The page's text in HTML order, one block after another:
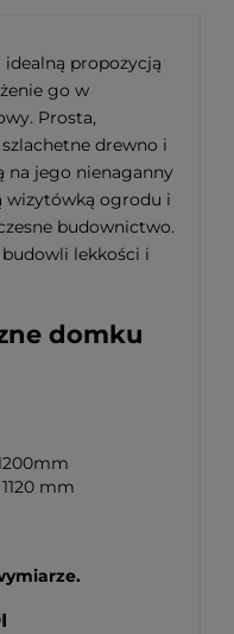
propozycją
go w
Prosta,
drewno i
na jego nienaganny
wizytówką ogrodu i
budownictwo.
lekkości i
domku
mm